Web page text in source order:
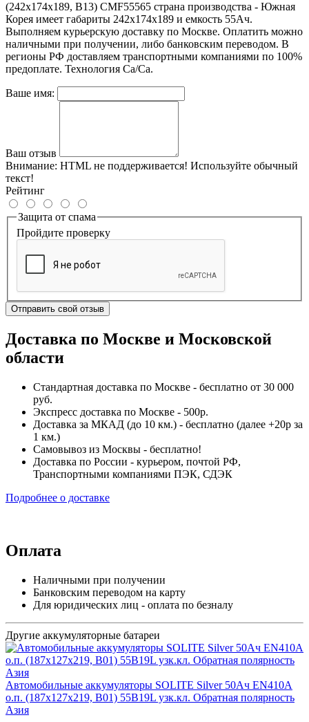
(242х174х189, B13) CMF55565 страна производства - Южная
Корея имеет габариты 242х174х189 и емкость 55Ач.
Выполняем курьерскую доставку по Москве. Оплатить можно
наличными при получении, либо банковским переводом. В
регионы РФ доставляем транспортными компаниями по 100%
предоплате. Технология Ca/Ca.
Ваше имя:
Ваш отзыв
Внимание: HTML не поддерживается! Используйте обычный
текст!
Рейтинг
Защита от спама
Пройдите проверку
Отправить свой отзыв
Доставка по Москве и Московской
области
Стандартная доставка по Москве - бесплатно от 30 000
руб.
Экспресс доставка по Москве - 500р.
Доставка за МКАД (до 10 км.) - бесплатно (далее +20р за
1 км.)
Самовывоз из Москвы - бесплатно!
Доставка по России - курьером, почтой РФ,
Транспортными компаниями ПЭК, СДЭК
Подробнее о доставке
Оплата
Наличными при получении
Банковским переводом на карту
Для юридических лиц - оплата по безналу
Другие аккумуляторные батареи
Автомобильные аккумуляторы SOLITE Silver 50Ач EN410А
о.п. (187х127х219, B01) 55B19L узк.кл. Обратная полярность
Азия